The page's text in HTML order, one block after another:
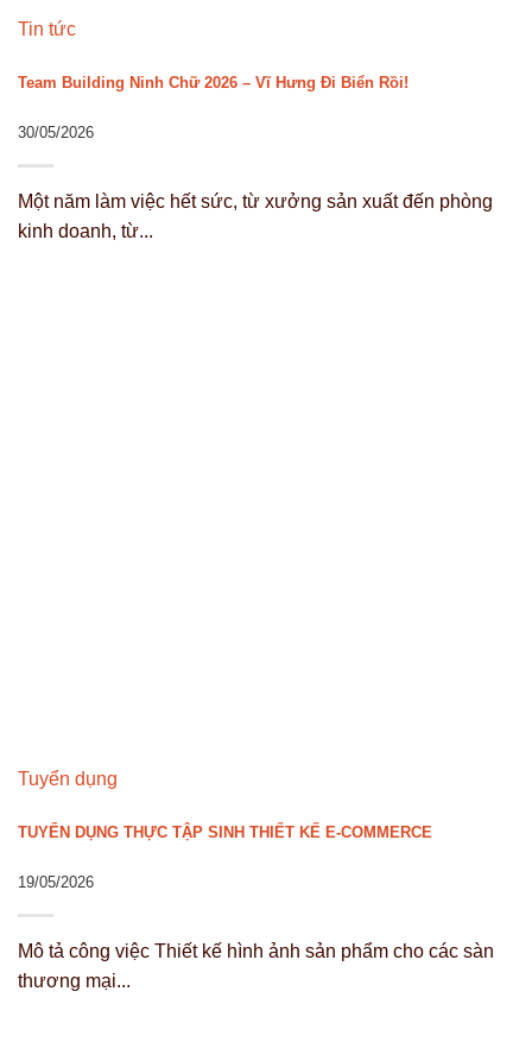
Tin tức
Team Building Ninh Chữ 2026 – Vĩ Hưng Đi Biển Rồi!
30/05/2026
Một năm làm việc hết sức, từ xưởng sản xuất đến phòng
kinh doanh, từ...
Tuyển dụng
TUYỂN DỤNG THỰC TẬP SINH THIẾT KẾ E-COMMERCE
19/05/2026
Mô tả công việc Thiết kế hình ảnh sản phẩm cho các sàn
thương mại...